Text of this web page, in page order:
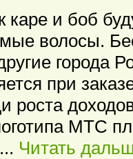
каре и боб
волосы.
города
при
роста
МТС
... Читать